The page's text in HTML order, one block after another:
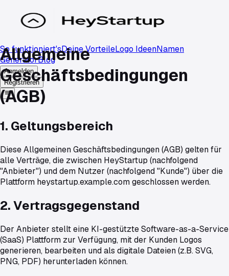
So funktioniert'sDeine VorteileLogo IdeenNamen
GeneratorBlog
Anmelden
Registrieren
Allgemeine
Geschäftsbedingungen
(AGB)
1. Geltungsbereich
Diese Allgemeinen Geschäftsbedingungen (AGB) gelten für
alle Verträge, die zwischen HeyStartup (nachfolgend
"Anbieter") und dem Nutzer (nachfolgend "Kunde") über die
Plattform heystartup.example.com geschlossen werden.
2. Vertragsgegenstand
Der Anbieter stellt eine KI-gestützte Software-as-a-Service
(SaaS) Plattform zur Verfügung, mit der Kunden Logos
generieren, bearbeiten und als digitale Dateien (z.B. SVG,
PNG, PDF) herunterladen können.